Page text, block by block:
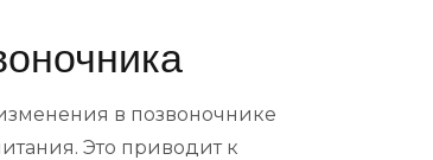
в позвоночнике
Это приводит к